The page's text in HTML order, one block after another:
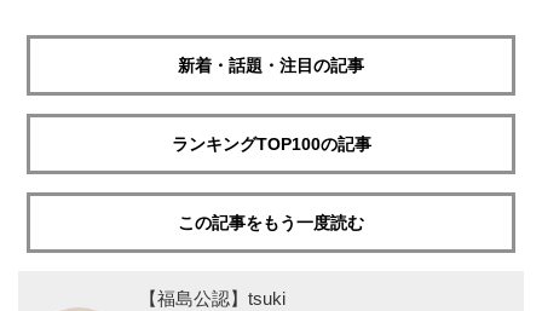
新着・話題・注目の記事
ランキングTOP100の記事
この記事をもう一度読む
【福島公認】tsuki